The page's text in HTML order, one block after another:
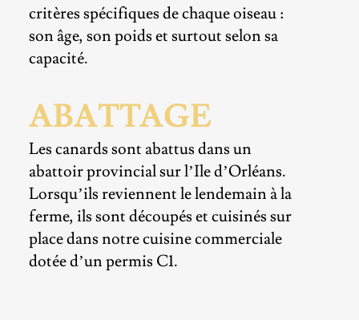
critères spécifiques de chaque oiseau :
son âge, son poids et surtout selon sa
capacité.
ABATTAGE
Les canards sont abattus dans un
abattoir provincial sur l’Ile d’Orléans.
Lorsqu’ils reviennent le lendemain à la
ferme, ils sont découpés et cuisinés sur
place dans notre cuisine commerciale
dotée d’un permis C1.